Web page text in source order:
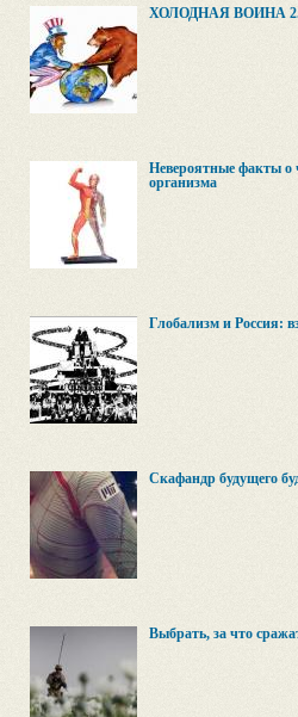
ХОЛОДНАЯ ВОЙНА
Невероятные факты о
организма
Глобализм и Россия:
Скафандр будущего
Выбрать, за что